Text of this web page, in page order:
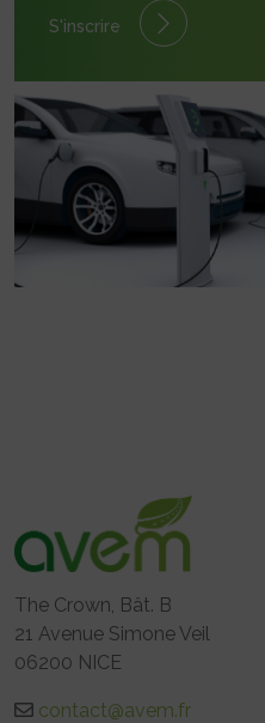
S'inscrire
The Crown, Bât. B
21 Avenue Simone Veil
06200 NICE
contact@avem.fr